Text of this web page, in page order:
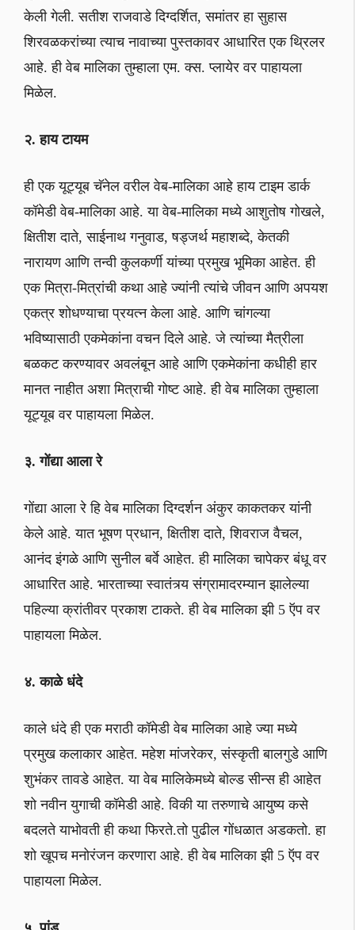
केली गेली. सतीश राजवाडे दिग्दर्शित, समांतर हा सुहास
शिरवळकरांच्या त्याच नावाच्या पुस्तकावर आधारित एक थ्रिलर
आहे. ही वेब मालिका तुम्हाला एम. क्स. प्लायेर वर पाहायला
मिळेल.
२. हाय टायम
ही एक यूट्यूब चॅनेल वरील वेब-मालिका आहे हाय टाइम डार्क
कॉमेडी वेब-मालिका आहे. या वेब-मालिका मध्ये आशुतोष गोखले,
क्षितीश दाते, साईनाथ गनुवाड, षड्जर्थ महाशब्दे, केतकी
नारायण आणि तन्वी कुलकर्णी यांच्या प्रमुख भूमिका आहेत. ही
एक मित्रा-मित्रांची कथा आहे ज्यांनी त्यांचे जीवन आणि अपयश
एकत्र शोधण्याचा प्रयत्न केला आहे. आणि चांगल्या
भविष्यासाठी एकमेकांना वचन दिले आहे. जे त्यांच्या मैत्रीला
बळकट करण्यावर अवलंबून आहे आणि एकमेकांना कधीही हार
मानत नाहीत अशा मित्राची गोष्ट आहे. ही वेब मालिका तुम्हाला
यूट्यूब वर पाहायला मिळेल.
३. गोंद्या आला रे
गोंद्या आला रे हि वेब मालिका दिग्दर्शन अंकुर काकतकर यांनी
केले आहे. यात भूषण प्रधान, क्षितीश दाते, शिवराज वैचल,
आनंद इंगळे आणि सुनील बर्वे आहेत. ही मालिका चापेकर बंधू वर
आधारित आहे. भारताच्या स्वातंत्र्य संग्रामादरम्यान झालेल्या
पहिल्या क्रांतीवर प्रकाश टाकते. ही वेब मालिका झी 5 ऍप वर
पाहायला मिळेल.
४. काळे धंदे
काले धंदे ही एक मराठी कॉमेडी वेब मालिका आहे ज्या मध्ये
प्रमुख कलाकार आहेत. महेश मांजरेकर, संस्कृती बालगुडे आणि
शुभंकर तावडे आहेत. या वेब मालिकेमध्ये बोल्ड सीन्स ही आहेत
शो नवीन युगाची कॉमेडी आहे. विकी या तरुणाचे आयुष्य कसे
बदलते याभोवती ही कथा फिरते.तो पुढील गोंधळात अडकतो. हा
शो खूपच मनोरंजन करणारा आहे. ही वेब मालिका झी 5 ऍप वर
पाहायला मिळेल.